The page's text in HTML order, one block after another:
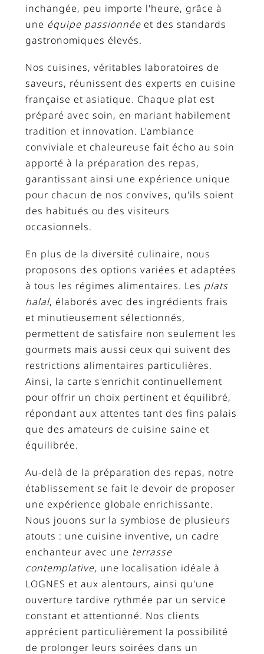
inchangée, peu importe l'heure, grâce à
une équipe passionnéeet des standards
gastronomiques élevés.
Nos cuisines, véritables laboratoires de
saveurs, réunissent des experts en cuisine
française et asiatique. Chaque plat est
préparé avec soin, en mariant habilement
tradition et innovation. L'ambiance
conviviale et chaleureuse fait écho au soin
apporté à la préparation des repas,
garantissant ainsi une expérience unique
pour chacun de nos convives, qu'ils soient
des habitués ou des visiteurs
occasionnels.
En plus de la diversité culinaire, nous
proposons des options variées et adaptées
à tous les régimes alimentaires. Les plats
halal, élaborés avec des ingrédients frais
et minutieusement sélectionnés,
permettent de satisfaire non seulement les
gourmets mais aussi ceux qui suivent des
restrictions alimentaires particulières.
Ainsi, la carte s'enrichit continuellement
pour offrir un choix pertinent et équilibré,
répondant aux attentes tant des fins palais
que des amateurs de cuisine saine et
équilibrée.
Au-delà de la préparation des repas, notre
établissement se fait le devoir de proposer
une expérience globale enrichissante.
Nous jouons sur la symbiose de plusieurs
atouts : une cuisine inventive, un cadre
enchanteur avec une terrasse
contemplative, une localisation idéale à
LOGNES et aux alentours, ainsi qu'une
ouverture tardive rythmée par un service
constant et attentionné. Nos clients
apprécient particulièrement la possibilité
de prolonger leurs soirées dans un